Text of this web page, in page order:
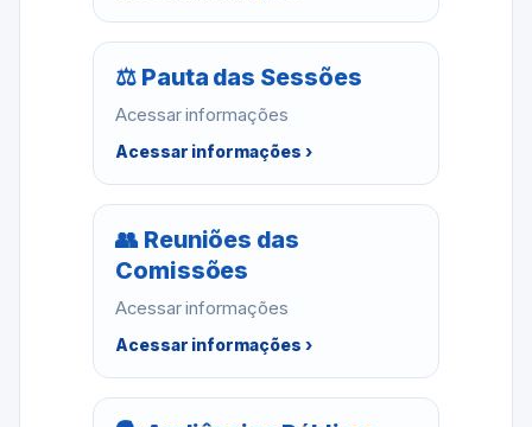
⚖ Pauta das Sessões
Acessar informações
Acessar informações ›
👥 Reuniões das
Comissões
Acessar informações
Acessar informações ›